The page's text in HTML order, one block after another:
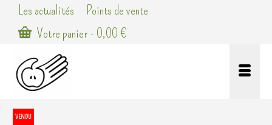
Les actualités
Points de vente
Votre panier- 0,00€
VENDU